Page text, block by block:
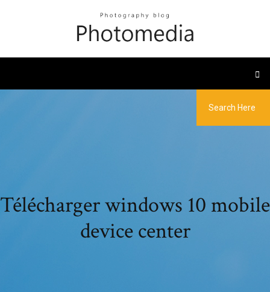
Télécharger windows 10 mobile
device center